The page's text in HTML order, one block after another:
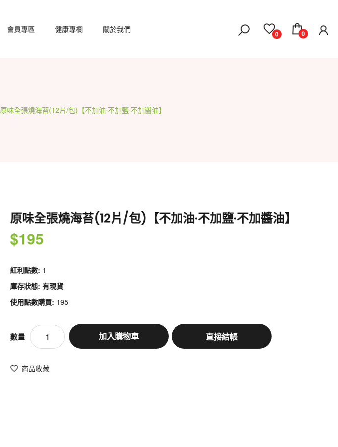
會員專區 健康專欄 關於我們 0 0
原味全張燒海苔(12片/包)【不加油·不加鹽·不加醬油】
原味全張燒海苔(12片/包)【不加油·不加鹽·不加醬油】
$195
紅利點數: 1
庫存狀態: 有現貨
使用點數購買: 195
數量 直接結帳
加入購物車
商品收藏